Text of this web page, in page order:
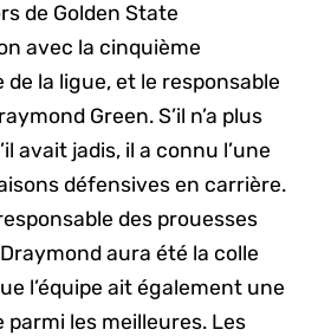
de Golden State
avec la cinquième
la ligue, et le responsable
Green. S’il n’a plus
avait jadis, il a connu l’une
défensives en carrière.
des prouesses
aura été la colle
l’équipe ait également une
les meilleures. Les